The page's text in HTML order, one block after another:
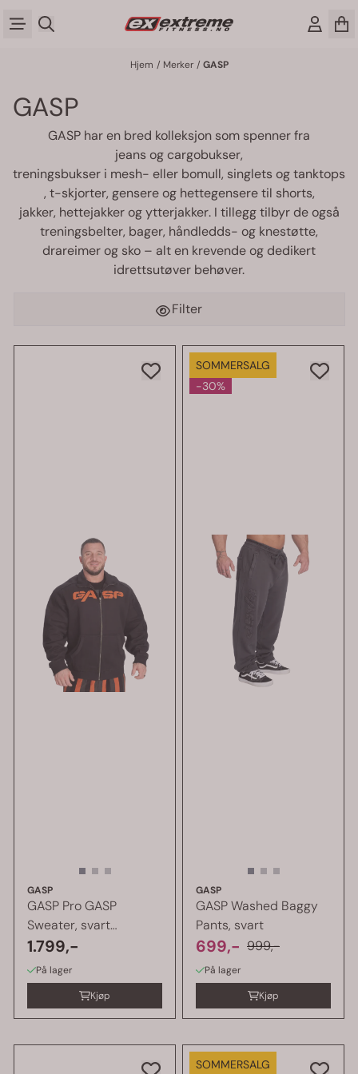
Hopp til innhold
Hjem / Merker / GASP
GASP
GASP har en bred kolleksjon som spenner fra
jeans og cargobukser,
treningsbukser i mesh- eller bomull, singlets og tanktops
, t-skjorter, gensere og hettegenseretil shorts,
jakker, hettejakker og ytterjakker. I tillegg tilbyr de også
treningsbelter, bager, håndledds- og knestøtte,
drareimer og sko – alt en krevende og dedikert
idrettsutøver behøver.
Filter
GASP
GASP Pro GASP
Sweater, svart
treningsjakke
1.799,-
På lager
Kjøp
SOMMERSALG
-30%
GASP
GASP Washed Baggy
Pants, svart
699,- 999,-
På lager
Kjøp
SOMMERSALG